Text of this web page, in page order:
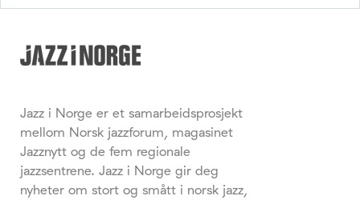
Jazz i Norge er et samarbeidsprosjekt
mellom Norsk jazzforum, magasinet
Jazznytt og de fem regionale
jazzsentrene. Jazz i Norge gir deg
nyheter om stort og smått i norsk jazz,